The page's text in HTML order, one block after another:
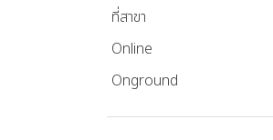
ที่สาขา
Online
Onground